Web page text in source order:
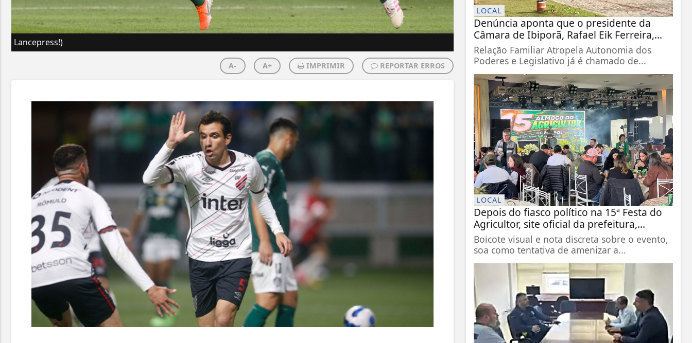
Lancepress!)
A- A+ IMPRIMIR REPORTAR ERROS
LOCAL
Denúncia aponta que o presidente da
Câmara de Ibiporã, Rafael Eik Ferreira,...
Relação Familiar Atropela Autonomia dos
Poderes e Legislativo já é chamado de...
LOCAL
Depois do fiasco político na 15ª Festa do
Agricultor, site oficial da prefeitura,...
Boicote visual e nota discreta sobre o evento,
soa como tentativa de amenizar a...